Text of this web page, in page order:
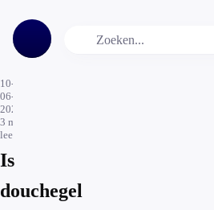
10-
06-
2020
3 min.
leestijd
Is
douchegel